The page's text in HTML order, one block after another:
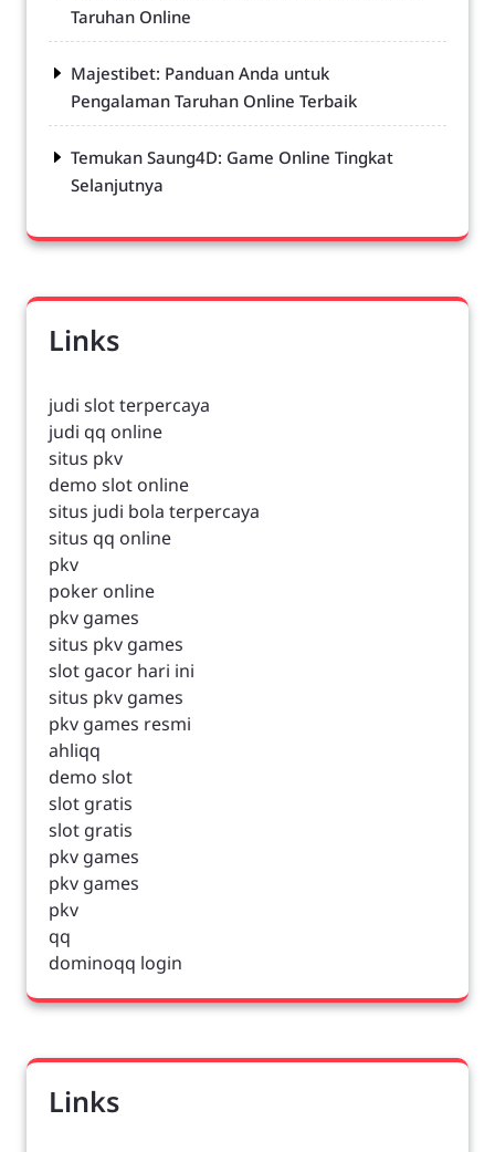
Taruhan Online
Majestibet: Panduan Anda untuk
Pengalaman Taruhan Online Terbaik
Temukan Saung4D: Game Online Tingkat
Selanjutnya
Links
judi slot terpercaya
judi qq online
situs pkv
demo slot online
situs judi bola terpercaya
situs qq online
pkv
poker online
pkv games
situs pkv games
slot gacor hari ini
situs pkv games
pkv games resmi
ahliqq
demo slot
slot gratis
slot gratis
pkv games
pkv games
pkv
qq
dominoqq login
Links